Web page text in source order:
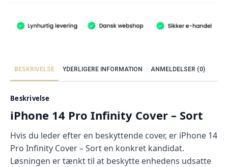
pris
279,00 kr..
pris
83,70 kr..
BESKRIVELSE YDERLIGERE INFORMATION ANMELDELSER (0)
Beskrivelse
iPhone 14 Pro Infinity Cover – Sort
Hvis du leder efter en beskyttende cover, er iPhone 14
Pro Infinity Cover – Sort en konkret kandidat.
Løsningen er tænkt til at beskytte enhedens udsatte